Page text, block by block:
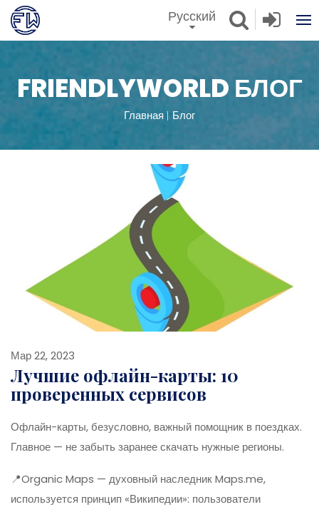
Русский
FRIENDLYWORLD БЛОГ
Главная Блог
Мар 22, 2023
Лучшие офлайн-карты: 10
проверенных сервисов
Офлайн-карты, безусловно, важный помощник в поездках.
Главное — не забыть заранее скачать нужные регионы.
📍Organic Maps — духовный наследник Maps.me,
используется принцип «Википедии»: пользователи